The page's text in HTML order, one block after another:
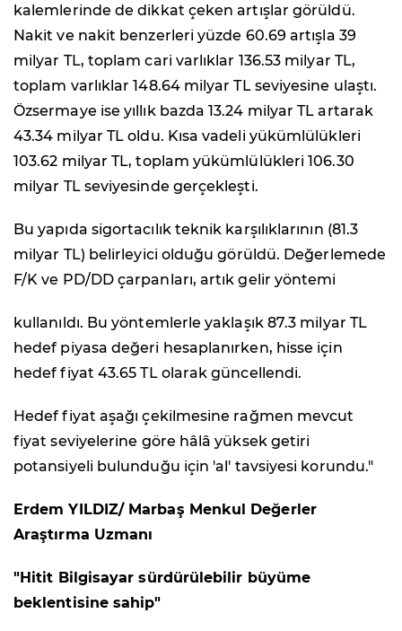
kalemlerinde de dikkat çeken artışlar görüldü.
Nakit ve nakit benzerleri yüzde 60.69 artışla 39
milyar TL, toplam cari varlıklar 136.53 milyar TL,
toplam varlıklar 148.64 milyar TL seviyesine ulaştı.
Özsermaye ise yıllık bazda 13.24 milyar TL artarak
43.34 milyar TL oldu. Kısa vadeli yükümlülükleri
103.62 milyar TL, toplam yükümlülükleri 106.30
milyar TL seviyesinde gerçekleşti.
Bu yapıda sigortacılık teknik karşılıklarının (81.3
milyar TL) belirleyici olduğu görüldü. Değerlemede
F/K ve PD/DD çarpanları, artık gelir yöntemi
kullanıldı. Bu yöntemlerle yaklaşık 87.3 milyar TL
hedef piyasa değeri hesaplanırken, hisse için
hedef fiyat 43.65 TL olarak güncellendi.
Hedef fiyat aşağı çekilmesine rağmen mevcut
fiyat seviyelerine göre hâlâ yüksek getiri
potansiyeli bulunduğu için 'al' tavsiyesi korundu."
Erdem YILDIZ/ Marbaş Menkul Değerler
Araştırma Uzmanı
"Hitit Bilgisayar sürdürülebilir büyüme
beklentisine sahip"